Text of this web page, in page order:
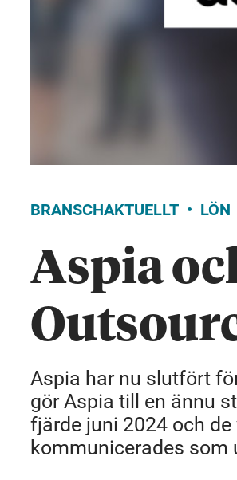
BRANSCHAKTUELLT LÖN
Aspia
Aspia har nu slutfört
gör Aspia till en ännu
fjärde juni 2024 och
kommunicerades